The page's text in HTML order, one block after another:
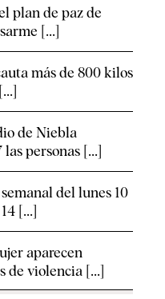
plan de paz de
[...]
más de 800 kilos
de Niebla
personas [...]
del lunes 10
[...]
aparecen
de violencia [...]